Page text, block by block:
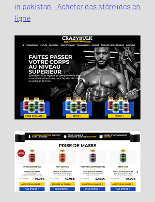
in pakistan - Acheter des stéroïdes en
ligne